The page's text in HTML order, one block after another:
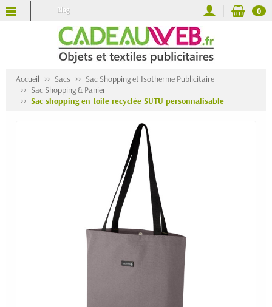
Blog 0
Accueil Sacs
Sac Shopping et Isotherme Publicitaire
Sac Shopping & Panier
Sac shopping en toile recyclée SUTU personnalisable